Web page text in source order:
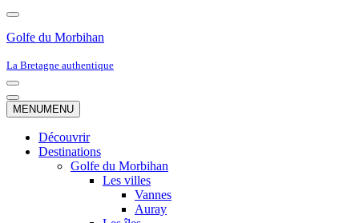
Golfe du Morbihan
La Bretagne authentique
Menu
de
navigation
Menu
de
MENUMENU
Découvrir
Destinations
Golfe du Morbihan
Les villes
Vannes
Auray